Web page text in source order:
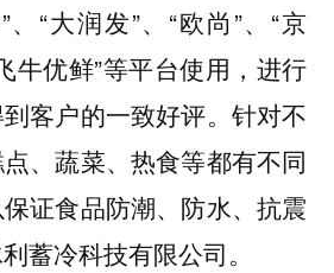
“大润发”、“欧尚”、“京
牛优鲜”等平台使用，进行
客户的一致好评。针对不
、蔬菜、热食等都有不同
证食品防潮、防水、抗震
蓄冷科技有限公司。